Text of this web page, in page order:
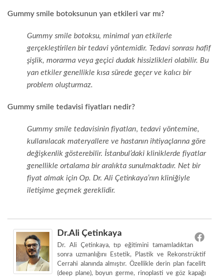
Gummy smile botoksunun yan etkileri var mı?
Gummy smile botoksu, minimal yan etkilerle
gerçekleştirilen bir tedavi yöntemidir. Tedavi sonrası hafif
şişlik, morarma veya geçici dudak hissizlikleri olabilir. Bu
yan etkiler genellikle kısa sürede geçer ve kalıcı bir
problem oluşturmaz.
Gummy smile tedavisi fiyatları nedir?
Gummy smile tedavisinin fiyatları, tedavi yöntemine,
kullanılacak materyallere ve hastanın ihtiyaçlarına göre
değişkenlik gösterebilir. İstanbul’daki kliniklerde fiyatlar
genellikle ortalama bir aralıkta sunulmaktadır. Net bir
fiyat almak için Op. Dr. Ali Çetinkaya’nın kliniğiyle
iletişime geçmek gereklidir.
Dr.Ali Çetinkaya
Dr. Ali Çetinkaya, tıp eğitimini tamamladıktan
sonra uzmanlığını Estetik, Plastik ve Rekonstrüktif
Cerrahi alanında almıştır. Özellikle derin plan facelift
(deep plane), boyun germe, rinoplasti ve göz kapağı